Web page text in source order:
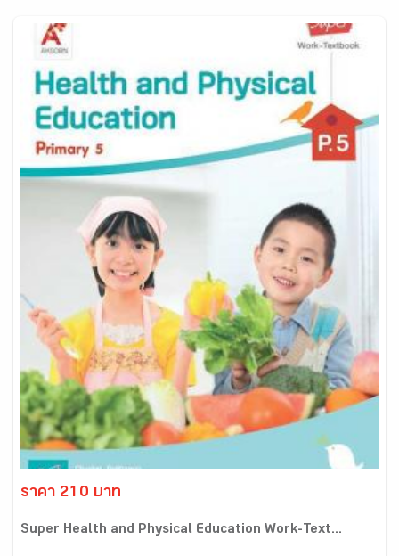
ราคา 210 บาท
Super Health and Physical Education Work-Text...